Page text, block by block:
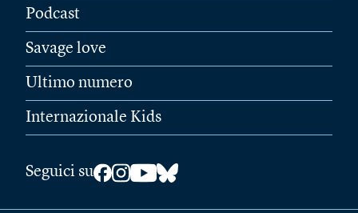
Podcast
Savage love
Ultimo numero
Internazionale Kids
Seguici su